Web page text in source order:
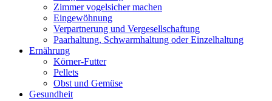
Zimmer vogelsicher machen
Eingewöhnung
Verpartnerung und Vergesellschaftung
Paarhaltung, Schwarmhaltung oder Einzelhaltung
Ernährung
Körner-Futter
Pellets
Obst und Gemüse
Gesundheit